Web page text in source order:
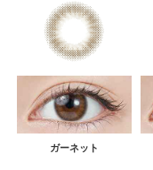
ガーネット